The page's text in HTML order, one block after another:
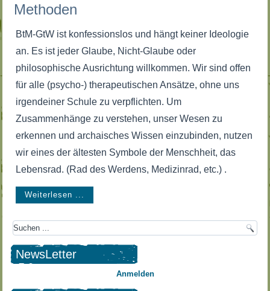
Methoden
BtM-GtW ist konfessionslos und hängt keiner Ideologie
an. Es ist jeder Glaube, Nicht-Glaube oder
philosophische Ausrichtung willkommen. Wir sind offen
für alle (psycho-) therapeutischen Ansätze, ohne uns
irgendeiner Schule zu verpflichten. Um
Zusammenhänge zu verstehen, unser Wesen zu
erkennen und archaisches Wissen einzubinden, nutzen
wir eines der ältesten Symbole der Menschheit, das
Lebensrad. (Rad des Werdens, Medizinrad, etc.) .
Weiterlesen ...
NewsLetter
Anmelden